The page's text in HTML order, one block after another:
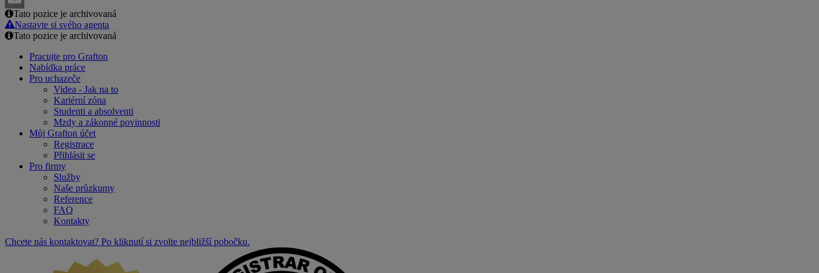
Email
Tato pozice je archivovaná
Nastavte si svého agenta
Tato pozice je archivovaná
Pracujte pro Grafton
Nabídka práce
Pro uchazeče
Videa - Jak na to
Kariérní zóna
Studenti a absolventi
Mzdy a zákonné povinnosti
Můj Grafton účet
Registrace
Přihlásit se
Pro firmy
Služby
Naše průzkumy
Reference
FAQ
Kontakty
Chcete nás kontaktovat? Po kliknutí si zvolte nejbližší pobočku.